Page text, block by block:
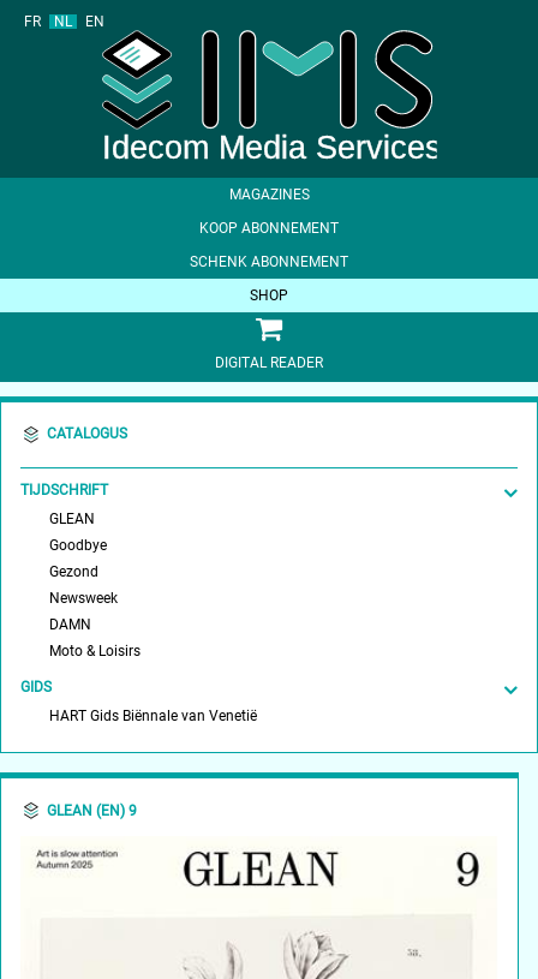
FR NL EN
MAGAZINES
KOOP ABONNEMENT
SCHENK ABONNEMENT
SHOP
DIGITAL READER
CATALOGUS
TIJDSCHRIFT
GLEAN
Goodbye
Gezond
Newsweek
DAMN
Moto & Loisirs
GIDS
HART Gids Biënnale van Venetië
GLEAN (EN) 9